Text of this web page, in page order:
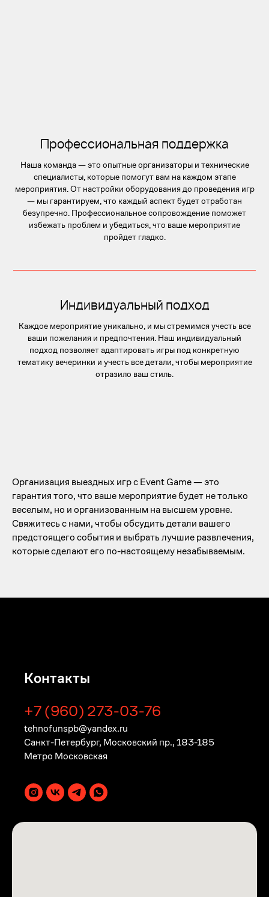
Профессиональная поддержка
Наша команда — это опытные организаторы и технические
специалисты, которые помогут вам на каждом этапе
мероприятия. От настройки оборудования до проведения игр
— мы гарантируем, что каждый аспект будет отработан
безупречно. Профессиональное сопровождение поможет
избежать проблем и убедиться, что ваше мероприятие
пройдет гладко.
Индивидуальный подход
Каждое мероприятие уникально, и мы стремимся учесть все
ваши пожелания и предпочтения. Наш индивидуальный
подход позволяет адаптировать игры под конкретную
тематику вечеринки и учесть все детали, чтобы мероприятие
отразило ваш стиль.
Организация выездных игр с Event Game — это
гарантия того, что ваше мероприятие будет не только
веселым, но и организованным на высшем уровне.
Свяжитесь с нами, чтобы обсудить детали вашего
предстоящего события и выбрать лучшие развлечения,
которые сделают его по-настоящему незабываемым.
Контакты
+7 (960) 273-03-76
tehnofunspb@yandex.ru
Санкт-Петербург, Московский пр., 183-185
Метро Московская
заказчиков. Не являемся оператором
Аренда интерактивных игрдля
мероприятий и праздников в Санкт-
Петербурге